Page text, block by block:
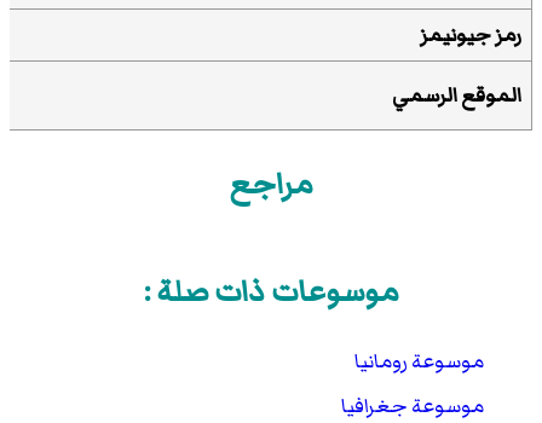
رمز جيونيمز
الموقع الرسمي
مراجع
موسوعات ذات صلة :
موسوعة رومانيا
موسوعة جغرافيا